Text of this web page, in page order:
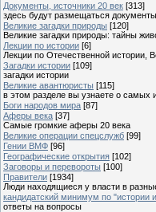
Документы, источники 20 век [313]
здесь будут размещаться
Великие загадки природы [120]
Великие загадки природы: тайны
Лекции по истории [6]
Лекции по Отечественной истории,
Загадки истории [109]
загадки истории
Великие авантюристы [115]
в этом разделе вы узнаете о самых
Боги народов мира [87]
Аферы века [37]
Самые громкие аферы 20 века
Великие операции спецслужб [99]
Гении ВМФ [96]
Географические открытия [102]
Заговоры и перевороты [100]
Правители [1934]
Люди находящиеся у власти в
кандидатский минимум по "истории
ответы на вопросы